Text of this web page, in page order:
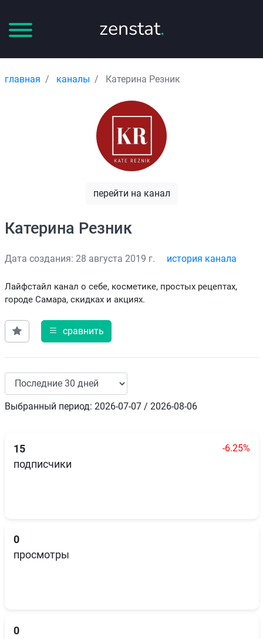
zenstat.
главная каналы Катерина Резник
перейти на канал
Катерина Резник
Дата создания: 28 августа 2019 г. история канала
Лайфстайл канал о себе, косметике, простых рецептах,
городе Самара, скидках и акциях.
сравнить
Выбранный период: 2026-07-07 / 2026-08-06
15 -6.25%
подписчики
0
просмотры
0